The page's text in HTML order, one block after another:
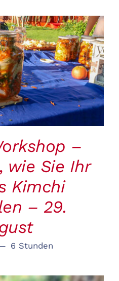
/
–
wie Sie Ihr
Kimchi
– 29.
6 Stunden